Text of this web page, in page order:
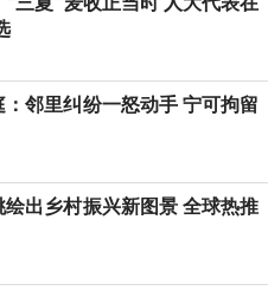
：邻里纠纷一怒动手 宁可拘留
绘出乡村振兴新图景 全球热推